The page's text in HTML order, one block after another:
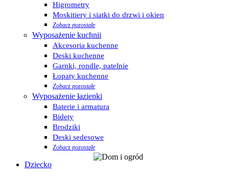
Higrometry
Moskitiery i siatki do drzwi i okien
Zobacz pozostałe
Wyposażenie kuchnii
Akcesoria kuchenne
Deski kuchenne
Garnki, rondle, patelnie
Łopaty kuchenne
Zobacz pozostałe
Wyposażenie łazienki
Baterie i armatura
Bidety
Brodziki
Deski sedesowe
Zobacz pozostałe
Dziecko